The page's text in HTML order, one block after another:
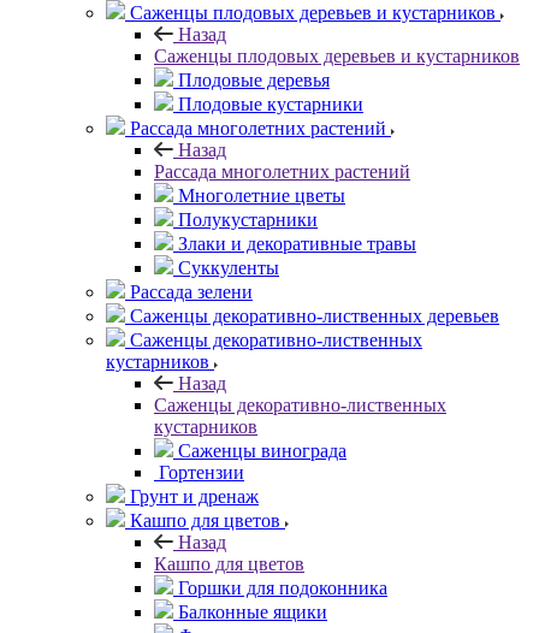
Саженцы плодовых деревьев и кустарников
Назад
Саженцы плодовых деревьев и кустарников
Плодовые деревья
Плодовые кустарники
Рассада многолетних растений
Назад
Рассада многолетних растений
Многолетние цветы
Полукустарники
Злаки и декоративные травы
Суккуленты
Рассада зелени
Саженцы декоративно-лиственных деревьев
Саженцы декоративно-лиственных
кустарников
Назад
Саженцы декоративно-лиственных
кустарников
Саженцы винограда
Гортензии
Грунт и дренаж
Кашпо для цветов
Назад
Кашпо для цветов
Горшки для подоконника
Балконные ящики